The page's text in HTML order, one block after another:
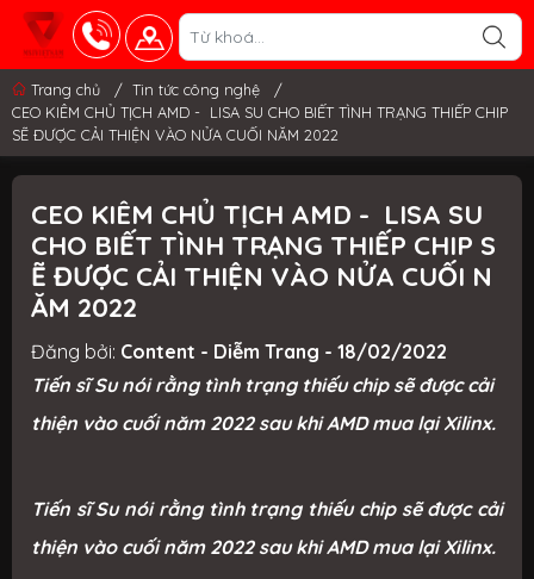
Trang chủ / Tin tức công nghệ
/
CEO KIÊM CHỦ TỊCH AMD - LISA SU CHO BIẾT TÌNH TRẠNG THIẾP CHIP
SẼ ĐƯỢC CẢI THIỆN VÀO NỬA CUỐI NĂM 2022
CEO KIÊM CHỦ TỊCH AMD - LISA SU
CHO BIẾT TÌNH TRẠNG THIẾP CHIP S
Ẽ ĐƯỢC CẢI THIỆN VÀO NỬA CUỐI N
ĂM 2022
Đăng bởi: Content - Diễm Trang - 18/02/2022
Tiến sĩ Su nói rằng tình trạng thiếu chip sẽ được cải
thiện vào cuối năm 2022 sau khi AMD mua lại Xilinx.
Tiến sĩ Su nói rằng tình trạng thiếu chip sẽ được cải
thiện vào cuối năm 2022 sau khi AMD mua lại Xilinx.